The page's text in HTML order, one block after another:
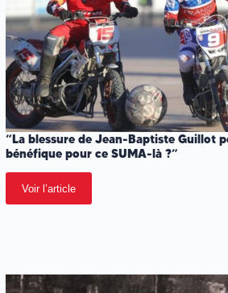
“La blessure de Jean-Baptiste Guillot
bénéfique pour ce SUMA-là ?”
Voir l’article